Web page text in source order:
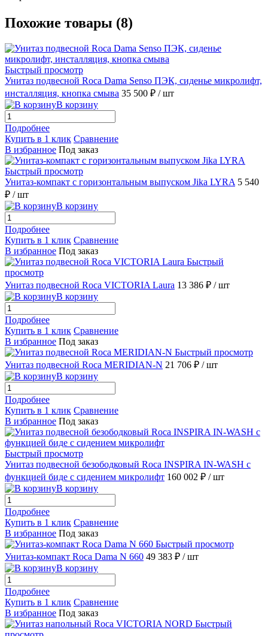
Похожие товары (8)
Быстрый просмотр
Унитаз подвесной Roca Dama Senso ПЭК, сиденье микролифт,
инсталляция, кнопка смыва 35 500 ₽ / шт
В корзину
Подробнее
Купить в 1 клик Сравнение
В избранное Под заказ
Быстрый просмотр
Унитаз-компакт с горизонтальным выпуском Jika LYRA 5 540
₽ / шт
В корзину
Подробнее
Купить в 1 клик Сравнение
В избранное Под заказ
Быстрый
просмотр
Унитаз подвесной Roca VICTORIA Laura 13 386 ₽ / шт
В корзину
Подробнее
Купить в 1 клик Сравнение
В избранное Под заказ
Быстрый просмотр
Унитаз подвесной Roca MERIDIAN-N 21 706 ₽ / шт
В корзину
Подробнее
Купить в 1 клик Сравнение
В избранное Под заказ
Быстрый просмотр
Унитаз подвесной безободковый Roca INSPIRA IN-WASH с
функцией биде с сидением микролифт 160 002 ₽ / шт
В корзину
Подробнее
Купить в 1 клик Сравнение
В избранное Под заказ
Быстрый просмотр
Унитаз-компакт Roca Dama N 660 49 383 ₽ / шт
В корзину
Подробнее
Купить в 1 клик Сравнение
В избранное Под заказ
Быстрый